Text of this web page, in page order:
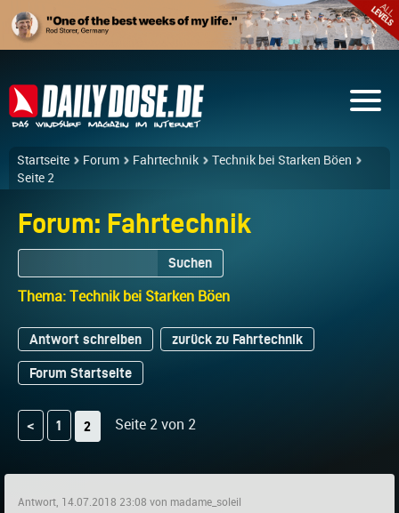
Startseite Forum Fahrtechnik
Technik bei Starken Böen
Seite 2
Forum: Fahrtechnik
Suchen
Thema: Technik bei Starken Böen
Antwort schreiben zurück zu Fahrtechnik
Forum Startseite
< 1 2 Seite 2 von 2
Antwort, 14.07.2018 23:08 von madame_soleil